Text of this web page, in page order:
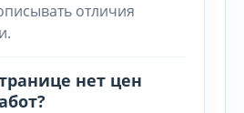
отличия
нет цен